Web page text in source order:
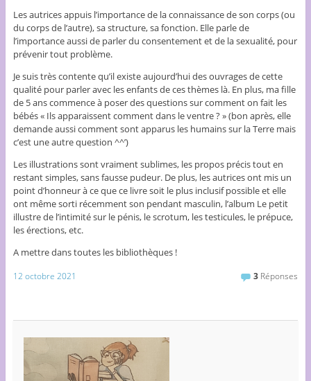
Les autrices appuis l’importance de la connaissance de son corps (ou
du corps de l’autre), sa structure, sa fonction. Elle parle de
l’importance aussi de parler du consentement et de la sexualité, pour
prévenir tout problème.
Je suis très contente qu’il existe aujourd’hui des ouvrages de cette
qualité pour parler avec les enfants de ces thèmes là. En plus, ma fille
de 5 ans commence à poser des questions sur comment on fait les
bébés « Ils apparaissent comment dans le ventre ? » (bon après, elle
demande aussi comment sont apparus les humains sur la Terre mais
c’est une autre question ^^’)
Les illustrations sont vraiment sublimes, les propos précis tout en
restant simples, sans fausse pudeur. De plus, les autrices ont mis un
point d’honneur à ce que ce livre soit le plus inclusif possible et elle
ont même sorti récemment son pendant masculin, l’album Le petit
illustre de l’intimité sur le pénis, le scrotum, les testicules, le prépuce,
les érections, etc.
A mettre dans toutes les bibliothèques !
12 octobre 2021 3 Réponses